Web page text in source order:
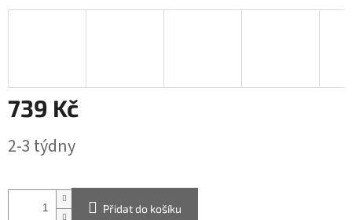
739 Kč
cena:
2-3 týdny
Přidat do košíku